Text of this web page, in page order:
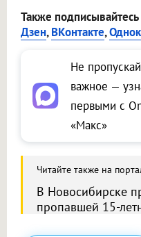
Также
Дзен,ВКонтакте,
Не
важное —
первыми с
«Макс»
Читайте также на
В Новосибирске
пропавшей 15-